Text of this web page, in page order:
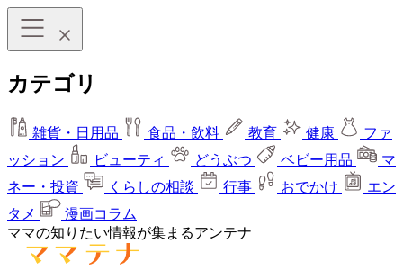
カテゴリ
雑貨・日用品 食品・飲料 教育 健康
ファ
ッション
ビューティ どうぶつ ベビー用品
マ
ネー・投資
くらしの相談 行事 おでかけ
エン
タメ
漫画コラム
ママの知りたい情報が集まるアンテナ